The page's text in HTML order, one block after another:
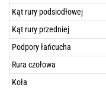
Kąt rury podsiodłowej
Kąt rury przedniej
Podpory łańcucha
Rura czołowa
Koła